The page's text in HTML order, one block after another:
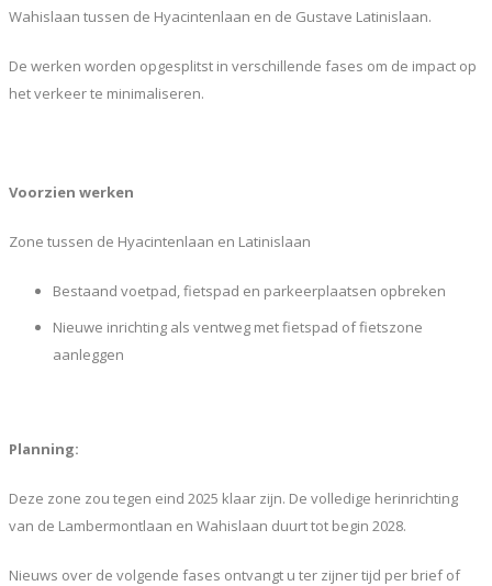
Wahislaan tussen de Hyacintenlaan en de Gustave Latinislaan.
De werken worden opgesplitst in verschillende fases om de impact op
het verkeer te minimaliseren.
Voorzien werken
Zone tussen de Hyacintenlaan en Latinislaan
Bestaand voetpad, fietspad en parkeerplaatsen opbreken
Nieuwe inrichting als ventweg met fietspad of fietszone
aanleggen
Planning:
Deze zone zou tegen eind 2025 klaar zijn. De volledige herinrichting
van de Lambermontlaan en Wahislaan duurt tot begin 2028.
Nieuws over de volgende fases ontvangt u ter zijner tijd per brief of